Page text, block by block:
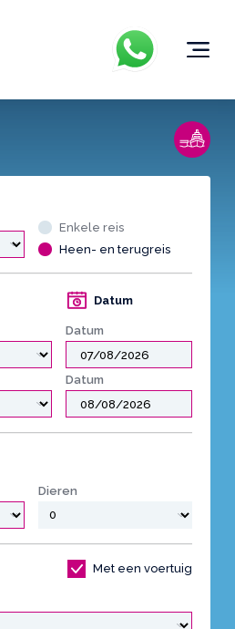
Enkele reis
Heen- en terugreis
Datum
Datum
Datum
Dieren
Met een voertuig